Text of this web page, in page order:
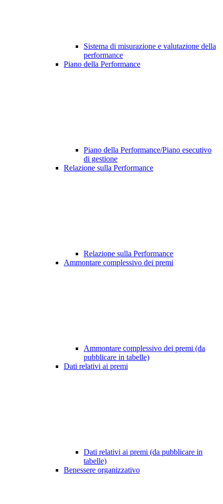
Sistema di misurazione e valutazione della
performance
Piano della Performance
Piano della Performance/Piano esecutivo
di gestione
Relazione sulla Performance
Relazione sulla Performance
Ammontare complessivo dei premi
Ammontare complessivo dei premi (da
pubblicare in tabelle)
Dati relativi ai premi
Dati relativi ai premi (da pubblicare in
tabelle)
Benessere organizzativo